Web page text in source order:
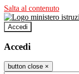
Salta al contenuto
Accedi
Accedi
button close ×